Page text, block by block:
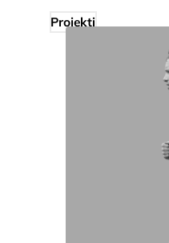
Projekti